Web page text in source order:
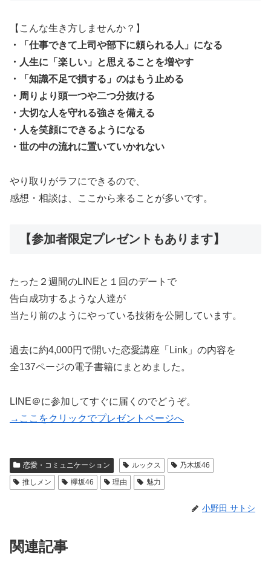
【こんな生き方しませんか？】
・「仕事できて上司や部下に頼られる人」になる
・人生に「楽しい」と思えることを増やす
・「知識不足で損する」のはもう止める
・周りより頭一つや二つ分抜ける
・大切な人を守れる強さを備える
・人を笑顔にできるようになる
・世の中の流れに置いていかれない
やり取りがラフにできるので、
感想・相談は、ここから来ることが多いです。
【参加者限定プレゼントもあります】
たった２週間のLINEと１回のデートで
告白成功するような人達が
当たり前のようにやっている技術を公開しています。
過去に約4,000円で開いた恋愛講座「Link」の内容を
全137ページの電子書籍にまとめました。
LINE＠に参加してすぐに届くのでどうぞ。
→ここをクリックでプレゼントページへ
恋愛・コミュニケーション ルックス
乃木坂46
推しメン
欅坂46 理由 魅力
小野田 サトシ
関連記事